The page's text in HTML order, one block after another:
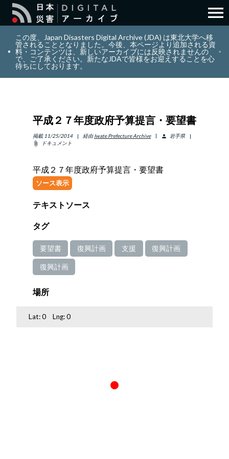
search 検索
layers コレクション
info_outline リソース
ENGLISH
menu
この度、Japan Disasters Digital Archive (JDA) は東北大学へ移
管されることとなりました。今後、本ページより追加される資
料・コンテンツは、新しいアーカイブには反映されませんの
で、ご了承ください。新たなJDAで皆様をお迎えすることを心
待ちにしております。
平成２７年度政府予算提言・要望書
掲載 11/25/2014 経由 Iwate Prefecture Archive person
岩手県
attach_file
ドキュメント
平成２７年度政府予算提言・要望書
ソース表示
テキストソース
タグ
要望書 復興計画 支援 復興計画
復興計画
場所
Lat:0 Lng:0